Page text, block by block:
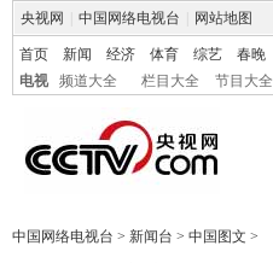
央视网 中国网络电视台 网站地图
首页 新闻 经济 体育 综艺 春晚
电视
频道大全 栏目大全 节目大全
中国网络电视台 > 新闻台 > 中国图文 >